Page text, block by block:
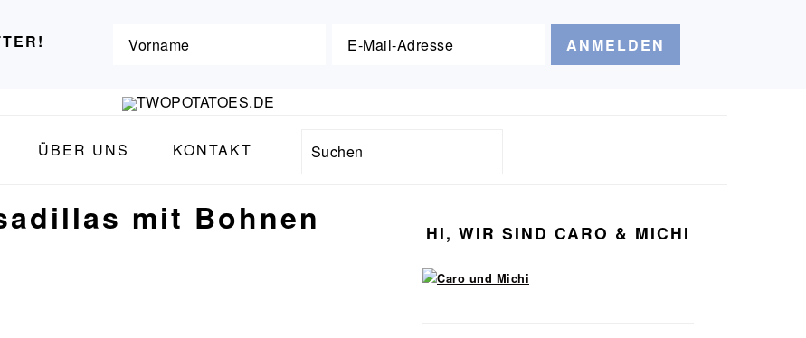
ÜBER UNS KONTAKT Search
mit Bohnen
HI, WIR SIND CARO & MICHI